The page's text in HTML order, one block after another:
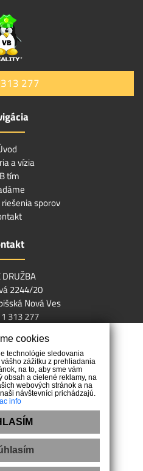
cookies
technológie sledovania
zážitku z prehliadania
na to, aby sme vám
obsah a cielené reklamy, na
webových stránok a na
návštevníci prichádzajú.
info
277
a vízia
tím
sporov
DRUŽBA
2244/20
Nová Ves
313 277
s predajom alebo kúpou